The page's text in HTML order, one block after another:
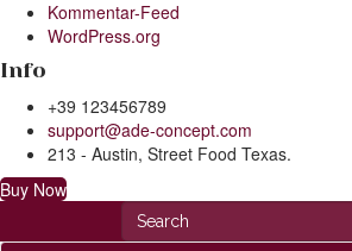
Kommentar-Feed
WordPress.org
Info
+39 123456789
support@ade-concept.com
213 - Austin, Street Food Texas.
Buy Now